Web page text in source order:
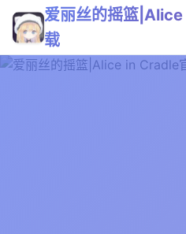
爱丽丝的摇篮
载